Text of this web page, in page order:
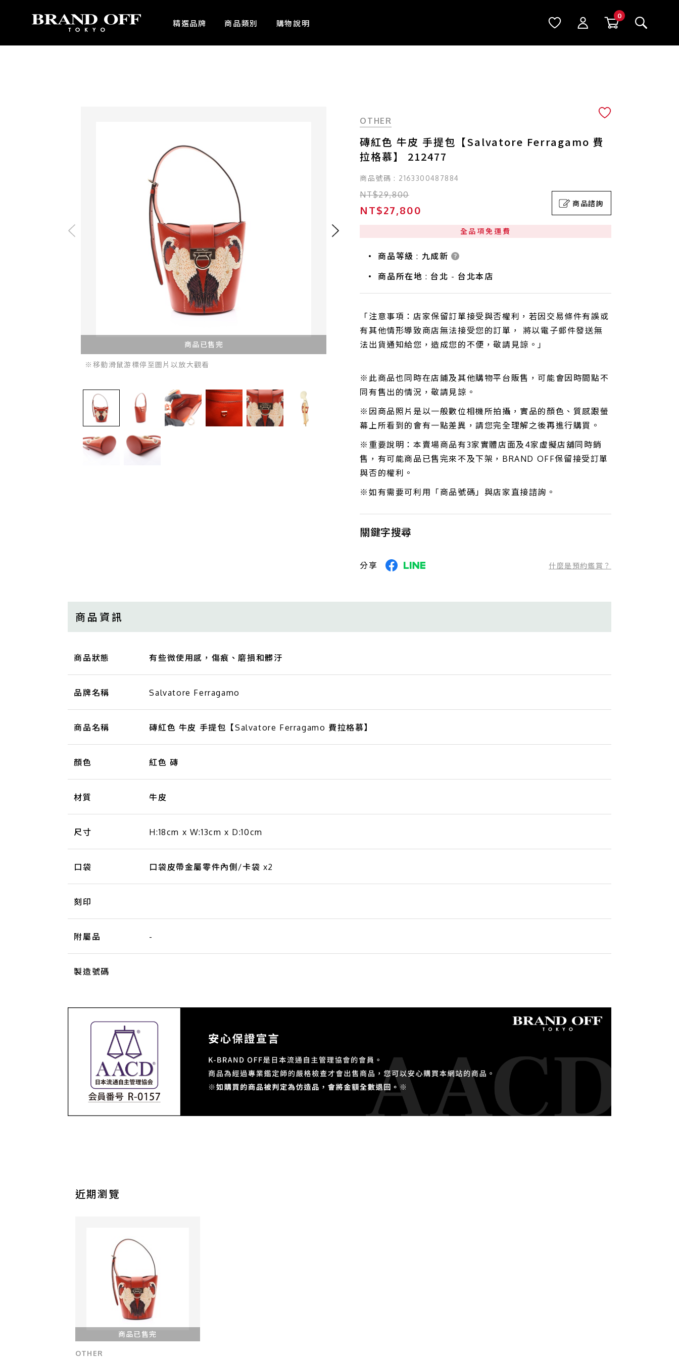
精選品牌
商品類別 購物說明
商品已售完
※移動滑鼠游標停至圖片以放大觀看
OTHER
磚紅色 牛皮 手提包【Salvatore Ferragamo 費
拉格慕】 212477
商品號碼 : 2163300487884
NT$29,800
NT$27,800
商品諮詢
全品項免運費
商品等級 : 九成新
商品所在地 : 台北 - 台北本店
「注意事項：店家保留訂單接受與否權利，若因交易條件有誤或
有其他情形導致商店無法接受您的訂單， 將以電子郵件發送無
法出貨通知給您，造成您的不便，敬請見諒。」
※此商品也同時在店鋪及其他購物平台販售，可能會因時間點不
同有售出的情況，敬請見諒。
※因商品照片是以一般數位相機所拍攝，實品的顏色、質感跟螢
幕上所看到的會有一點差異，請您完全理解之後再進行購買。
※重要說明：本賣場商品有3家實體店面及4家虛擬店舖同時銷
售，有可能商品已售完來不及下架，BRAND OFF保留接受訂單
與否的權利。
※如有需要可利用「商品號碼」與店家直接諮詢。
關鍵字搜尋
分享 什麼是預約鑑賞？
商品資訊
商品狀態 有些微使用感，傷痕、磨損和髒汙
品牌名稱 Salvatore Ferragamo
商品名稱 磚紅色 牛皮 手提包【Salvatore Ferragamo 費拉格慕】
顏色 紅色 磚
材質 牛皮
尺寸 H:18cm x W:13cm x D:10cm
口袋 口袋皮帶金屬零件內側/卡袋 x2
刻印
附屬品 -
製造號碼
近期瀏覽
商品已售完
OTHER